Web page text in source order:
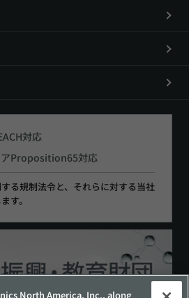
対応
アProposition65対応
る規制法令と、それらに対する当社
す。
North America, Inc., along